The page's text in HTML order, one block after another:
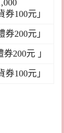
100元」
200元」
200元 」
100元」